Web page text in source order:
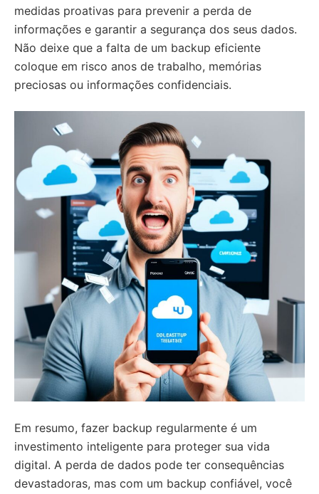
medidas proativas para prevenir a perda de
informações e garantir a segurança dos seus dados.
Não deixe que a falta de um backup eficiente
coloque em risco anos de trabalho, memórias
preciosas ou informações confidenciais.
Em resumo, fazer backup regularmente é um
investimento inteligente para proteger sua vida
digital. A perda de dados pode ter consequências
devastadoras, mas com um backup confiável, você